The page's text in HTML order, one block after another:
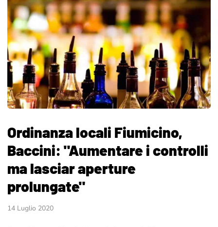
Ordinanza locali Fiumicino,
Baccini: "Aumentare i controlli
ma lasciar aperture
prolungate"
14 Luglio 2020